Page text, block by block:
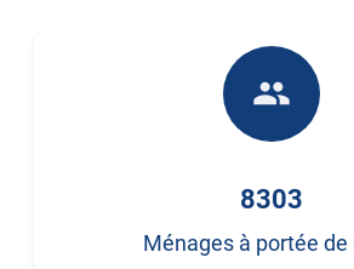
people
8303
Ménages à portée de